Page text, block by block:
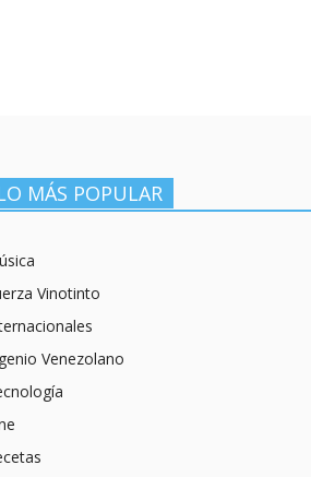
MÁS POPULAR
Vinotinto
Venezolano